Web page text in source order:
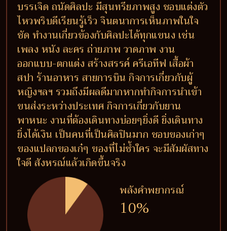
บรรเจิด ถนัดศิลปะ มีสุนทรียภาพสูง ชอบแต่งตัว
ไหวพริบดีเรียนรู้เร็ว จินตนาการเห็นภาพในใจ
ชัด ทำงานเกี่ยวข้องกับศิลปะได้ทุกแขนง เช่น
เพลง หนัง ละคร ถ่ายภาพ วาดภาพ งาน
ออกแบบ-ตกแต่ง สร้างสรรค์ ครีเอทีฟ เสื้อผ้า
สปา ร้านอาหาร สายการบิน กิจการเกี่ยวกับผู้
หญิงฯลฯ รวมถึงมีผลดีมากหากทำกิจการนำเข้า
ขนส่งระหว่างประเทศ กิจการเกี่ยวกับยาน
พาหนะ งานที่ต้องเดินทางบ่อยๆยิ่งดี ยิ่งเดินทาง
ยิ่งได้เงิน เป็นคนที่เป็นศิลปินมาก ชอบของเก่าๆ
ของแปลกของเก๋ๆ ของที่ไม่ซ้ำใคร จะมีสัมผัสทาง
ใจดี สังหรณ์แล้วเกิดขึ้นจริง
พลังคำพยากรณ์
10%